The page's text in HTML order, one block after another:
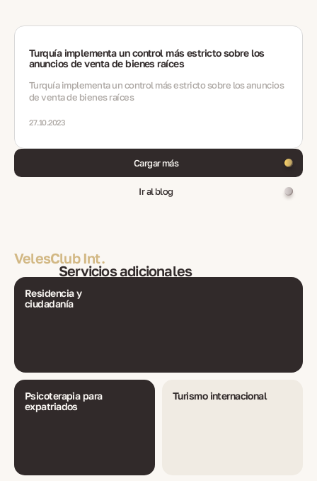
Turquía implementa un control más estricto sobre los
anuncios de venta de bienes raíces
Turquía implementa un control más estricto sobre los anuncios
de venta de bienes raíces
27.10.2023
Cargar más
Ir al blog
VelesClub Int.
Servicios adicionales
Residencia y
ciudadanía
Psicoterapia para
expatriados
Turismo internacional